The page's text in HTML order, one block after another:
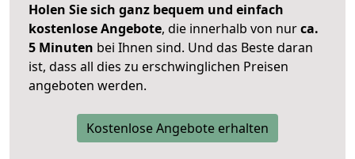
Holen Sie sich ganz bequem und einfach
kostenlose Angebote, die innerhalb von nurca.
5 Minuten bei Ihnen sind. Und das Beste daran
ist, dass all dies zu erschwinglichen Preisen
angeboten werden.
Kostenlose Angebote erhalten